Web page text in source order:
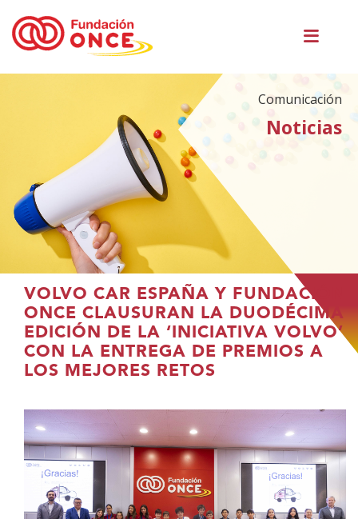
principal
Comunicación
Noticias
encuentras
contenido
VOLVO CAR ESPAÑA Y FUNDACIÓN
ONCE CLAUSURAN LA DUODÉCIMA
EDICIÓN DE LA ‘INICIATIVA VOLVO’
CON LA ENTREGA DE PREMIOS A
LOS MEJORES RETOS